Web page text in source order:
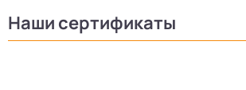
Наши сертификаты